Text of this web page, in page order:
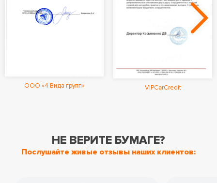
ООО «4 Вида групп» VIPCarCredit
НЕ ВЕРИТЕ БУМАГЕ?
Послушайте живые отзывы наших клиентов: